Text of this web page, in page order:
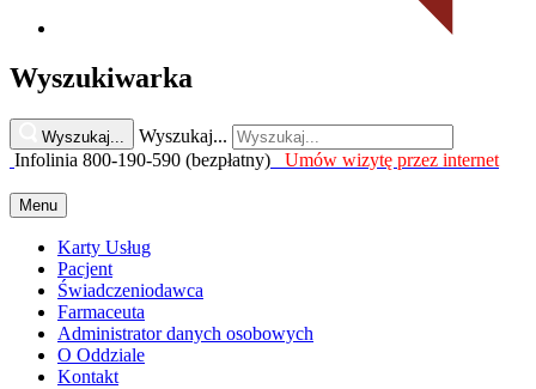
Wyszukiwarka
Wyszukaj...
Wyszukaj...
Infolinia 800-190-590 (bezpłatny)
Umów wizytę przez internet
Menu
Karty Usług
Pacjent
Świadczeniodawca
Farmaceuta
Administrator danych osobowych
O Oddziale
Kontakt